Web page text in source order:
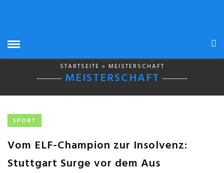
STARTSEITE » MEISTERSCHAFT
MEISTERSCHAFT
SPORT
Vom ELF-Champion zur Insolvenz:
Stuttgart Surge vor dem Aus